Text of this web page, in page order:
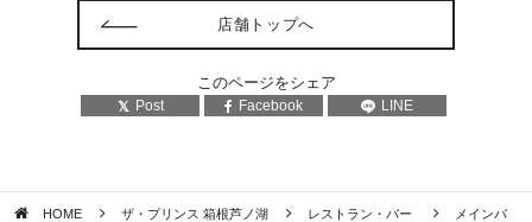
店舗トップへ
このページをシェア
Post Facebook LINE
HOME ザ・プリンス 箱根芦ノ湖 レストラン・バー
メインバ